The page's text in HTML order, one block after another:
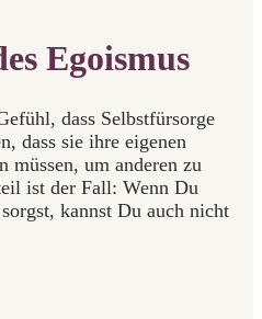
Egoismus
dass Selbstfürsorge
dass sie ihre eigenen
müssen, um anderen zu
ist der Fall: Wenn Du
kannst Du auch nicht